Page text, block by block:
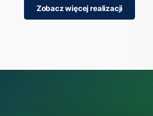
Zobacz więcej realizacji